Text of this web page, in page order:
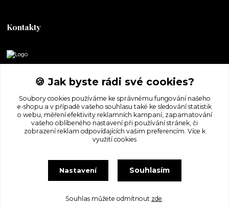
Kontakty
+420 777 247 722
(Po-Pá, 8-16 hod.)
dorashopp@seznam.cz
Vytvořeno na Eshop-rychle.cz
🍪 Jak byste rádi své cookies?
Soubory cookies používáme ke správnému fungování našeho
e-shopu a v případě vašeho souhlasu také ke sledování statistik
o webu, měření efektivity reklamních kampaní, zapamatování
vašeho oblíbeného nastavení při používání stránek, či
zobrazení reklam odpovídajících vašim preferencím. Více k
využití cookies
Nastavení Souhlasím
Souhlas můžete odmítnout zde